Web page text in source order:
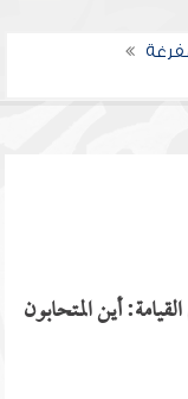
أين المتحابون